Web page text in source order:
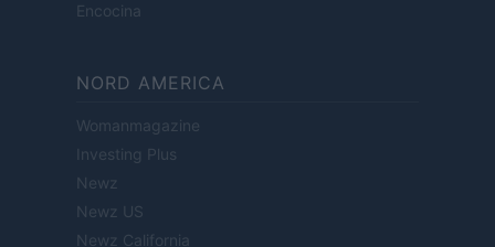
Encocina
NORD AMERICA
Womanmagazine
Investing Plus
Newz
Newz US
Newz California